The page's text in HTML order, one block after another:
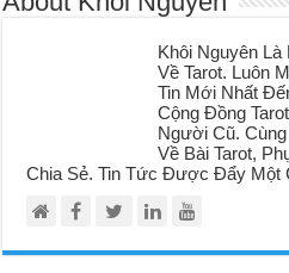
Khôi Nguyên
Về Tarot. Luôn
Tin Mới Nhất
Cộng Đồng
Người Cũ.
Về Bài Tarot,
Chia Sẻ. Tin Tức Được Đẩy Một